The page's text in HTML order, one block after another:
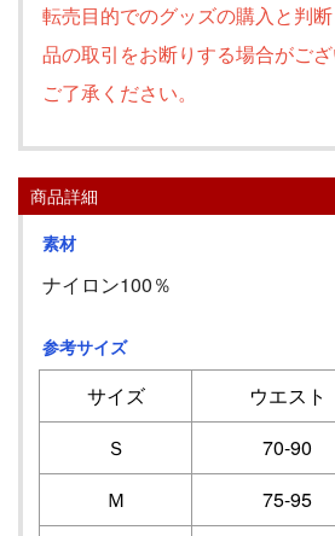
転売目的でのグッズの購入と判
品の取引をお断りする場合がご
ご了承ください。
商品詳細
素材
ナイロン100％
参考サイズ
サイズ ウエスト
Ｓ
70-90
Ｍ
75-95